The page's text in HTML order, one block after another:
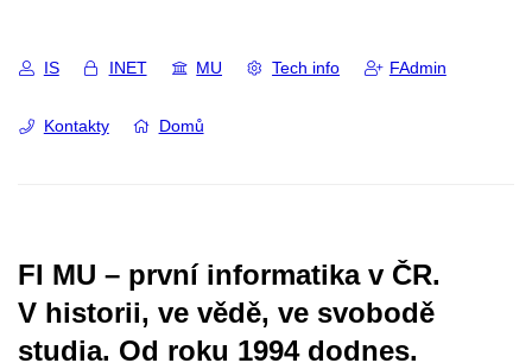
IS INET MU Tech info FAdmin
Kontakty Domů
FI MU – první informatika v ČR.
V historii, ve vědě, ve svobodě
studia. Od roku 1994 dodnes.